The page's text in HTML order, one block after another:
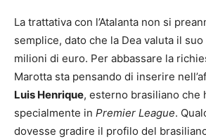
La trattativa con l’Atalanta non si
semplice, dato che la Dea valuta il
milioni di euro. Per abbassare la
Marotta sta pensando di inserire
Luis Henrique, esterno brasiliano che
specialmente in Premier League.
dovesse gradire il profilo del